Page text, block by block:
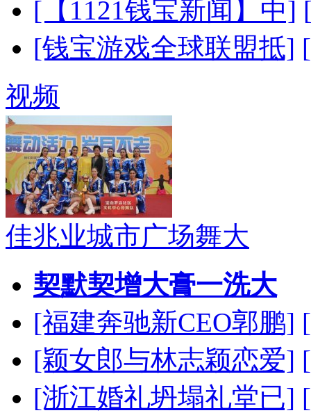
[【1121钱宝新闻】中]
[钱宝游戏全球联盟抵]
视频
佳兆业城市广场舞大
契默契增大膏一洗大
[福建奔驰新CEO郭鹏]
[颖女郎与林志颖恋爱]
[浙江婚礼坍塌礼堂已]